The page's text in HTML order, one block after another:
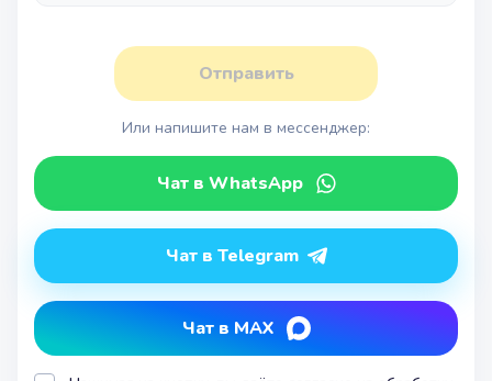
Отправить
Или напишите нам в мессенджер:
Чат в WhatsApp
Чат в Telegram
Чат в MAX